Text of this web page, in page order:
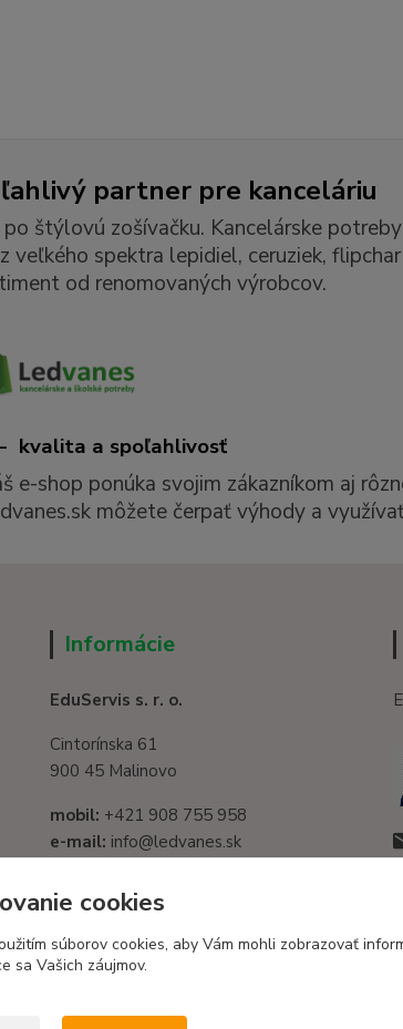
partner pre kanceláriu
štýlovú zošívačku. Kancelárske
spektra lepidiel, ceruziek,
od renomovaných výrobcov.
kvalita a spoľahlivosť
shop ponúka svojim zákazníkom aj
môžete čerpať výhody a
Informácie
EduServis s. r. o.
Cintorínska 61
900 45 Malinovo
mobil: +421 908 755 958
e-mail: info@ledvanes.sk
DIČ:2122156135
cookies
súborov cookies, aby Vám mohli zobrazovať
sa Vašich záujmov.